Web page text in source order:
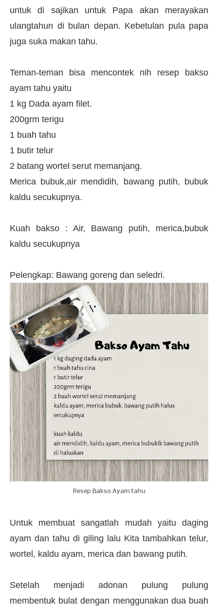
untuk di sajikan untuk Papa akan merayakan
ulangtahun di bulan depan. Kebetulan pula papa
juga suka makan tahu.
Teman-teman bisa mencontek nih resep bakso
ayam tahu yaitu
1 kg Dada ayam filet.
200grm terigu
1 buah tahu
1 butir telur
2 batang wortel serut memanjang.
Merica bubuk,air mendidih, bawang putih, bubuk
kaldu secukupnya.
Kuah bakso : Air, Bawang putih, merica,bubuk
kaldu secukupnya
Pelengkap: Bawang goreng dan seledri.
Resep Bakso Ayam tahu
Untuk membuat sangatlah mudah yaitu daging
ayam dan tahu di giling lalu Kita tambahkan telur,
wortel, kaldu ayam, merica dan bawang putih.
Setelah menjadi adonan pulung pulung
membentuk bulat dengan menggunakan dua buah